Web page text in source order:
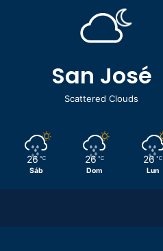
San José
Scattered Clouds
26 ℃
Sáb
26 ℃
Dom
26 ℃
Lun